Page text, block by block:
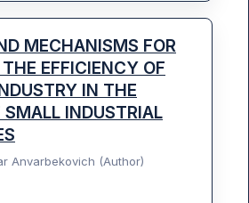
MECHANISMS FOR
EFFICIENCY OF
IN THE
INDUSTRIAL
Anvarbekovich (Author)